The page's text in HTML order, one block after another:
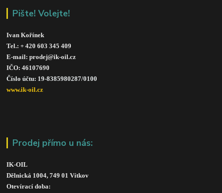
Pište! Volejte!
Ivan Kořínek
Tel.: + 420 603 345 409
E-mail: prodej@ik-oil.cz
IČO: 46107690
Číslo účtu: 19-8385980287/0100
www.ik-oil.cz
Prodej přímo u nás:
IK-OIL
Dělnická 1004, 749 01 Vítkov
Otevírací doba: